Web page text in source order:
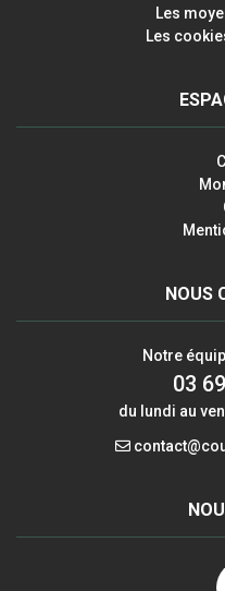
Les
Les
NOUS
Notre
03
du lundi au